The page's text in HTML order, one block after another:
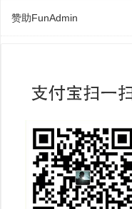
赞助FunAdmin